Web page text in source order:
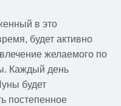
в это
будет активно
желаемого по
Каждый день
будет
постепенное